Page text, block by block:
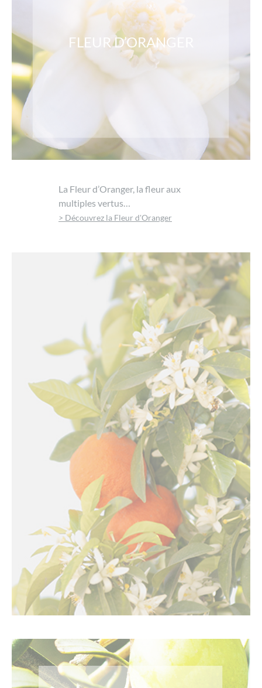
FLEUR D’ORANGER
La Fleur d’Oranger, la fleur aux
multiples vertus…
> Découvrez la Fleur d'Oranger